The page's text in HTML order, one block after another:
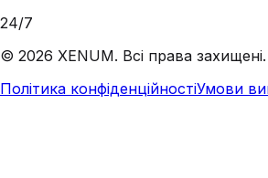
24/7
© 2026 XENUM. Всі права захищені.
Політика конфіденційностіУмови